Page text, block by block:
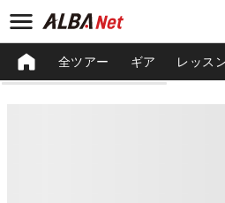
全ツアー ギア レッス